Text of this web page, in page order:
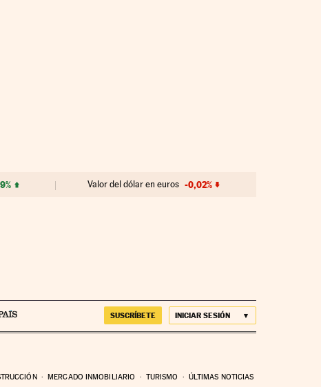
Valor del dólar en euros -0,02%
SUSCRÍBETE INICIAR SESIÓN
MERCADO INMOBILIARIO TURISMO ÚLTIMAS NOTICIAS